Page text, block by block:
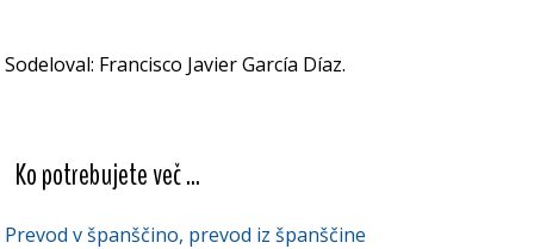
Sodeloval: Francisco Javier García Díaz.
Ko potrebujete več ...
Prevod v španščino, prevod iz španščine